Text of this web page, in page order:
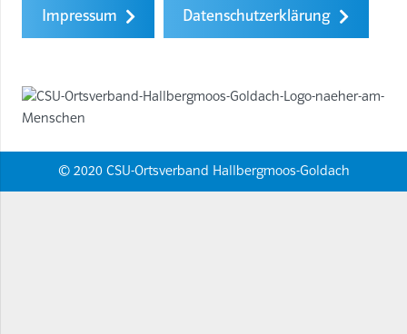
Impressum Datenschutzerklärung
© 2020 CSU-Ortsverband Hallbergmoos-Goldach